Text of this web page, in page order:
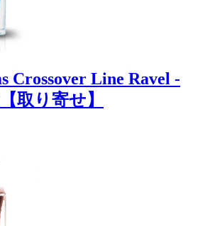
Crossover Line Ravel -
取り寄せ】